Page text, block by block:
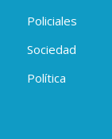
Policiales
Sociedad
Política